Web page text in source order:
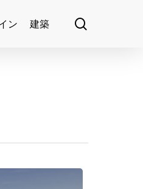
ン 建築